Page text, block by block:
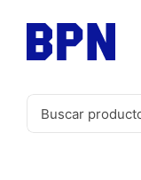
contenido
Buscar: